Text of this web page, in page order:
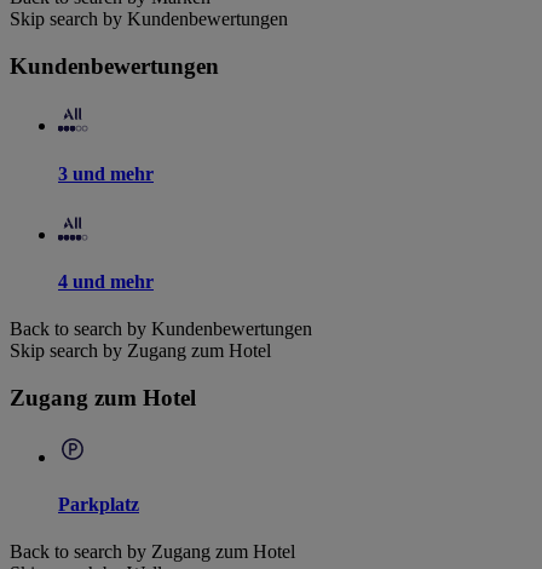
Skip search by Kundenbewertungen
Kundenbewertungen
3 und mehr
4 und mehr
Back to search by Kundenbewertungen
Skip search by Zugang zum Hotel
Zugang zum Hotel
Parkplatz
Back to search by Zugang zum Hotel